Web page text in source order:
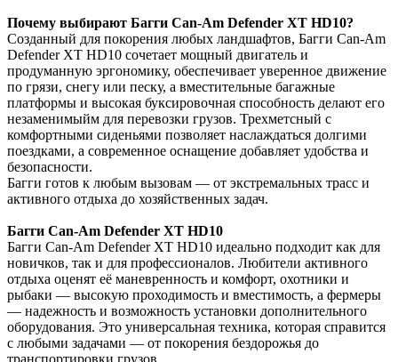
Почему выбирают Багги Can-Am Defender XT HD10?
Созданный для покорения любых ландшафтов, Багги Can-Am
Defender XT HD10 сочетает мощный двигатель и
продуманную эргономику, обеспечивает уверенное движение
по грязи, снегу или песку, а вместительные багажные
платформы и высокая буксировочная способность делают его
незаменимыйм для перевозки грузов. Трехметсный с
комфортными сиденьями позволяет наслаждаться долгими
поездками, а современное оснащение добавляет удобства и
безопасности.
Багги готов к любым вызовам — от экстремальных трасс и
активного отдыха до хозяйственных задач.
Багги Can-Am Defender XT HD10
Багги Can-Am Defender XT HD10 идеально подходит как для
новичков, так и для профессионалов. Любители активного
отдыха оценят её маневренность и комфорт, охотники и
рыбаки — высокую проходимость и вместимость, а фермеры
— надежность и возможность установки дополнительного
оборудования. Это универсальная техника, которая справится
с любыми задачами — от покорения бездорожья до